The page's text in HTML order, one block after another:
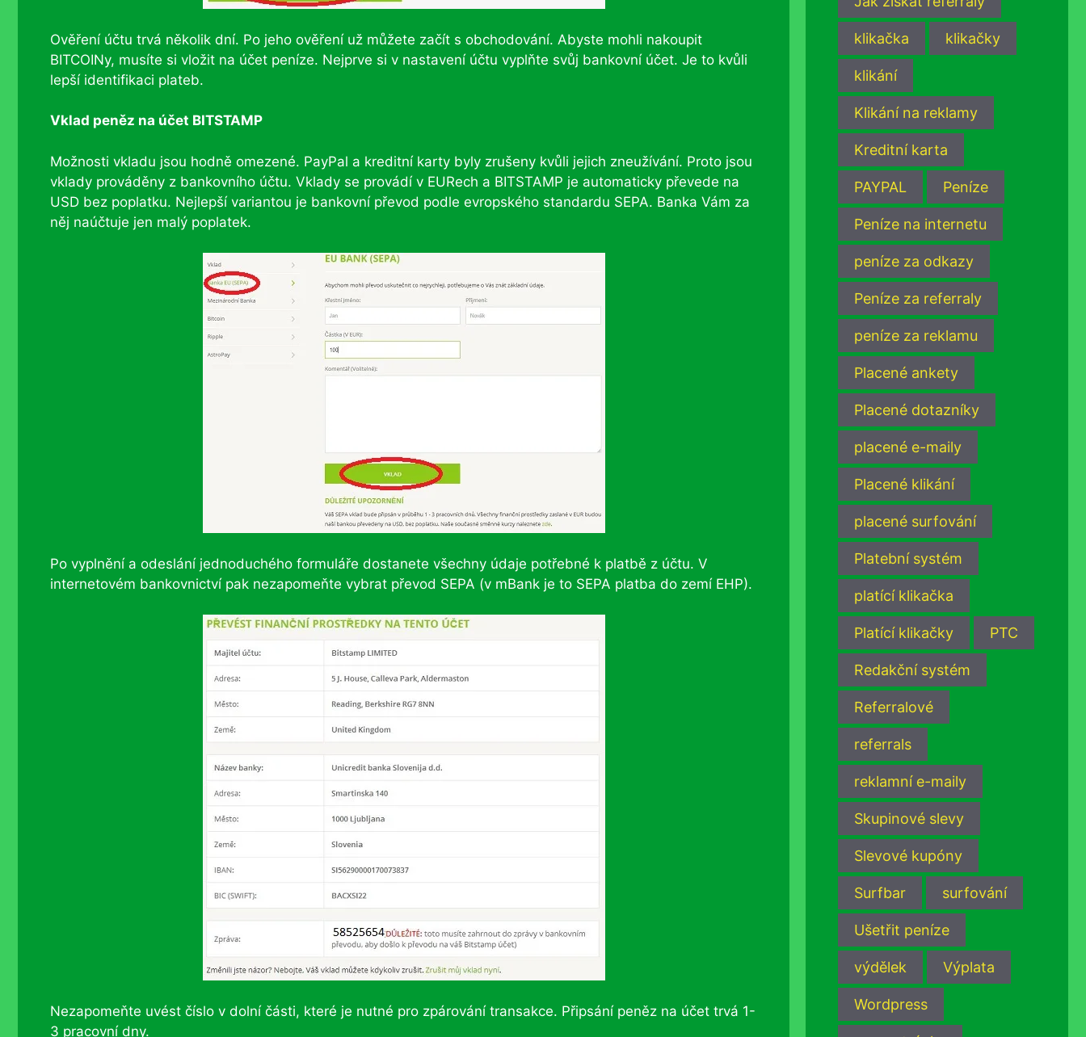
Ověření účtu trvá několik dní. Po jeho ověření už můžete začít s obchodování. Abyste mohli nakoupit
BITCOINy, musíte si vložit na účet peníze. Nejprve si v nastavení účtu vyplňte svůj bankovní účet. Je to kvůli
lepší identifikaci plateb.
Vklad peněz na účet BITSTAMP
Možnosti vkladu jsou hodně omezené. PayPal a kreditní karty byly zrušeny kvůli jejich zneužívání. Proto jsou
vklady prováděny z bankovního účtu. Vklady se provádí v EURech a BITSTAMP je automaticky převede na
USD bez poplatku. Nejlepší variantou je bankovní převod podle evropského standardu SEPA. Banka Vám za
něj naúčtuje jen malý poplatek.
Po vyplnění a odeslání jednoduchého formuláře dostanete všechny údaje potřebné k platbě z účtu. V
internetovém bankovnictví pak nezapomeňte vybrat převod SEPA (v mBank je to SEPA platba do zemí EHP).
Nezapomeňte uvést číslo v dolní části, které je nutné pro zpárování transakce. Připsání peněz na účet trvá 1-
3 pracovní dny.
klikačka klikačky
klikání
Klikání na reklamy
Kreditní karta
PAYPAL Peníze
Peníze na internetu
peníze za odkazy
Peníze za referraly
peníze za reklamu
Placené ankety
Placené dotazníky
placené e-maily
Placené klikání
placené surfování
Platební systém
platící klikačka
Platící klikačky PTC
Redakční systém
Referralové
referrals
reklamní e-maily
Skupinové slevy
Slevové kupóny
Surfbar surfování
Ušetřit peníze
výdělek Výplata
Wordpress